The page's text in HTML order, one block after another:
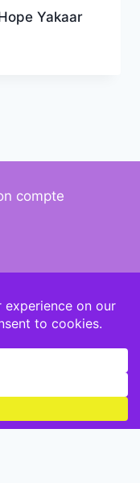
Yakaar
compte